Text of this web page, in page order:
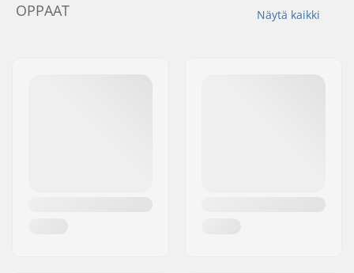
Näytä kaikki
OPPAAT